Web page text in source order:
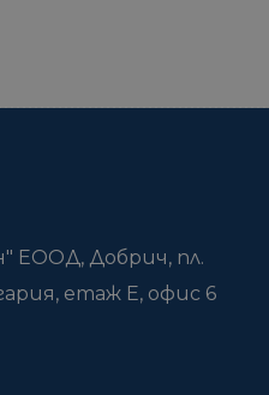
ЕООД, Добрич, пл.
етаж Е, офис 6